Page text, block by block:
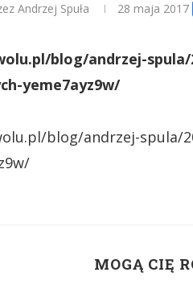
Andrzej Spuła 28 maja 2017
blog/andrzej-
yeme7ayz9w/
blog/andrzej-spula/
MOGĄ CIĘ